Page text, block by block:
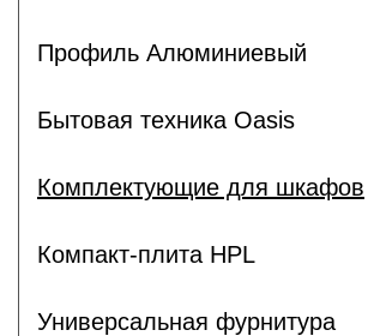
Профиль Алюминиевый
Бытовая техника Oasis
Комплектующие для шкафов
Компакт-плита HPL
Универсальная фурнитура